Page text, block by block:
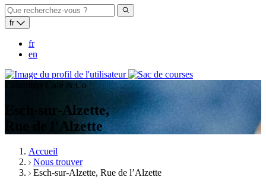
fr
fr
en
Columbus Café & Co
Esch-sur-Alzette,
Rue de l’Alzette
Accueil
Nous trouver
Esch-sur-Alzette, Rue de l’Alzette